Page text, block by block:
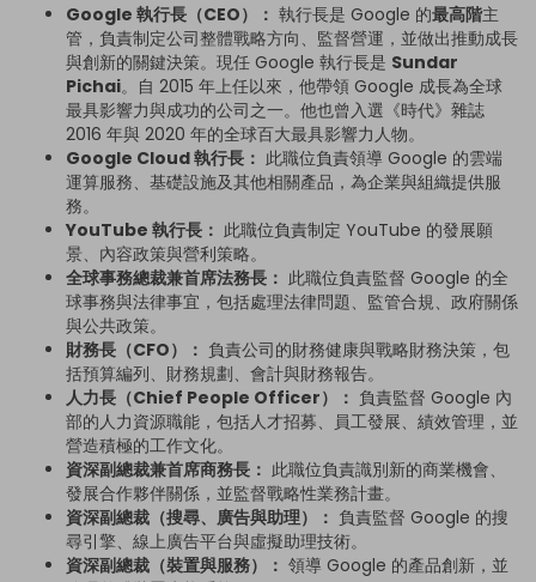
你也可以從下方
免費試用EdrawMind Online。
Google 執行長（CEO）： 執行長是 Google 的最高階主
管，負責制定公司整體戰略方向、監督營運，並做出推動成長
與創新的關鍵決策。現任 Google 執行長是 Sundar
Pichai。自 2015 年上任以來，他帶領 Google 成長為全球
最具影響力與成功的公司之一。他也曾入選《時代》雜誌
2016 年與 2020 年的全球百大最具影響力人物。
Google Cloud 執行長： 此職位負責領導 Google 的雲端
運算服務、基礎設施及其他相關產品，為企業與組織提供服
務。
YouTube 執行長： 此職位負責制定 YouTube 的發展願
景、內容政策與營利策略。
全球事務總裁兼首席法務長： 此職位負責監督 Google 的全
球事務與法律事宜，包括處理法律問題、監管合規、政府關係
與公共政策。
財務長（CFO）： 負責公司的財務健康與戰略財務決策，包
括預算編列、財務規劃、會計與財務報告。
人力長（Chief People Officer）： 負責監督 Google 內
部的人力資源職能，包括人才招募、員工發展、績效管理，並
營造積極的工作文化。
資深副總裁兼首席商務長： 此職位負責識別新的商業機會、
發展合作夥伴關係，並監督戰略性業務計畫。
資深副總裁（搜尋、廣告與助理）： 負責監督 Google 的搜
尋引擎、線上廣告平台與虛擬助理技術。
資深副總裁（裝置與服務）： 領導 Google 的產品創新，並